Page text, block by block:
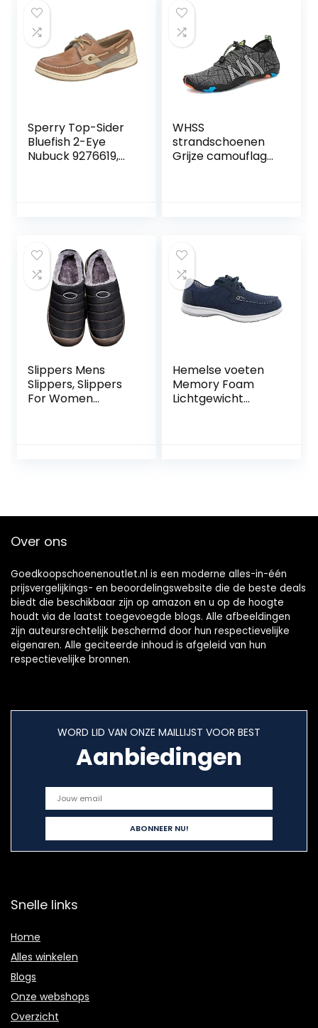
zacht en licht cut-
proof koppels
stroomsnelheid
van de rivier
wandelen buiten
Schoenen Outdoor
Beach Schoenen
Mannen en
Vrouwen
Zwemmen
Schoenen Multi-
size
Sperry Top-Sider
Bluefish 2-Eye
Nubuck 9276619,
WHSS
strandschoenen
Grijze camouflage
schoenen
sneldrogend
drainage ademend
zachte
lichtgewicht anti-
Slippers Mens
Slippers, Slippers
For Women
Outdoor House
Rubberen Zool
Hemelse voeten
Memory Foam
Lichtgewicht
Over ons
Goedkoopschoenenoutlet.nl is een moderne alles-in-één
prijsvergelijkings- en beoordelingswebsite die de beste deals
biedt die beschikbaar zijn op amazon en u op de hoogte
houdt via de laatst toegevoegde blogs. Alle afbeeldingen
zijn auteursrechtelijk beschermd door hun respectievelijke
eigenaren. Alle geciteerde inhoud is afgeleid van hun
respectievelijke bronnen.
WORD LID VAN ONZE MAILLIJST VOOR BEST
Aanbiedingen
Snelle links
Home
Alles winkelen
Blogs
Onze webshops
Overzicht